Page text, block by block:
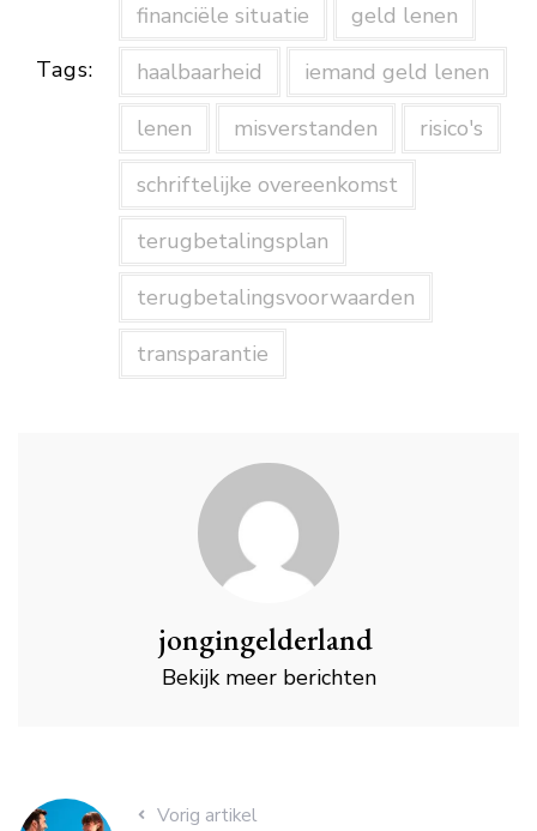
Tags:
financiële situatie
geld lenen
haalbaarheid
iemand geld lenen
lenen
misverstanden
risico's
schriftelijke overeenkomst
terugbetalingsplan
terugbetalingsvoorwaarden
transparantie
jongingelderland
Bekijk meer berichten
Vorig artikel